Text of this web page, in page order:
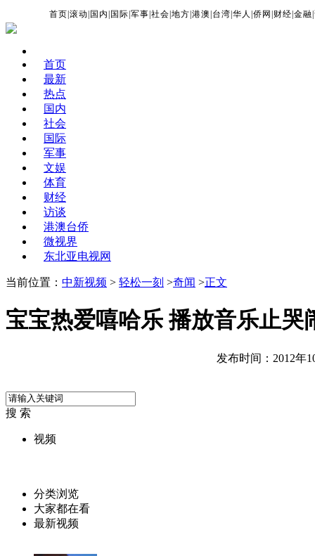
首页 |滚动 国内 国际 |军事 |社会 |地方 |港澳 台湾 |华人 |侨网 财经 |金融 |
首页
最新
热点
国内
社会
国际
军事
文娱
体育
财经
访谈
港澳台侨
微视界
东北亚电视网
当前位置： 中新视频 > 轻松一刻 >奇闻 >正文
宝宝热爱嘻哈乐 播放音乐止哭
发布时间：2012年
搜 索
视频
分类浏览
大家都在看
最新视频